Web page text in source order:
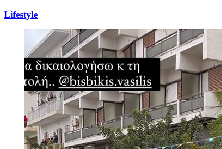
Lifestyle